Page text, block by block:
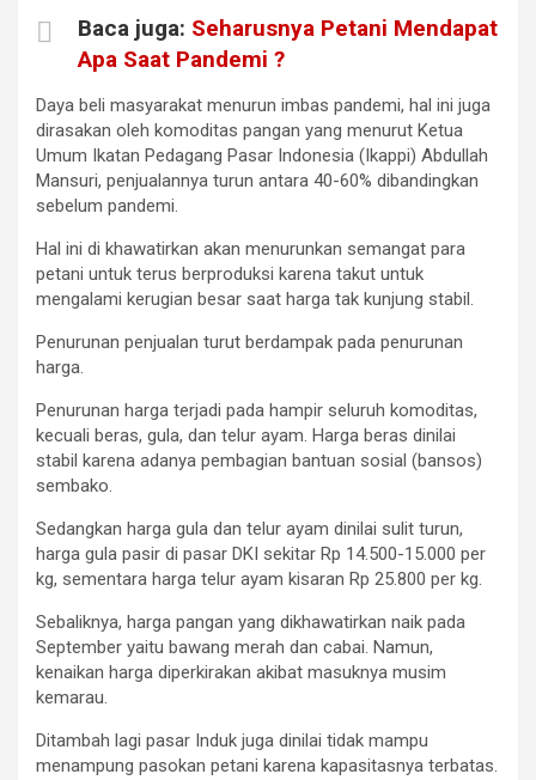
Baca juga: Seharusnya Petani Mendapat
Apa Saat Pandemi ?
Daya beli masyarakat menurun imbas pandemi, hal ini juga
dirasakan oleh komoditas pangan yang menurut Ketua
Umum Ikatan Pedagang Pasar Indonesia (Ikappi) Abdullah
Mansuri, penjualannya turun antara 40-60% dibandingkan
sebelum pandemi.
Hal ini di khawatirkan akan menurunkan semangat para
petani untuk terus berproduksi karena takut untuk
mengalami kerugian besar saat harga tak kunjung stabil.
Penurunan penjualan turut berdampak pada penurunan
harga.
Penurunan harga terjadi pada hampir seluruh komoditas,
kecuali beras, gula, dan telur ayam. Harga beras dinilai
stabil karena adanya pembagian bantuan sosial (bansos)
sembako.
Sedangkan harga gula dan telur ayam dinilai sulit turun,
harga gula pasir di pasar DKI sekitar Rp 14.500-15.000 per
kg, sementara harga telur ayam kisaran Rp 25.800 per kg.
Sebaliknya, harga pangan yang dikhawatirkan naik pada
September yaitu bawang merah dan cabai. Namun,
kenaikan harga diperkirakan akibat masuknya musim
kemarau.
Ditambah lagi pasar Induk juga dinilai tidak mampu
menampung pasokan petani karena kapasitasnya terbatas.